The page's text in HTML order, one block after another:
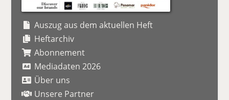
Auszug aus dem aktuellen Heft
Heftarchiv
Abonnement
Mediadaten 2026
Über uns
Unsere Partner